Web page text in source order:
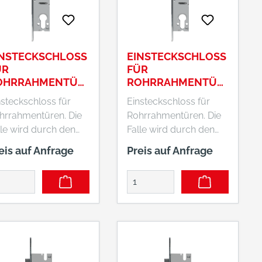
ESR PZ LR Z 25
24 EK
für
Die
wird durch den
betätigt. Will
die Tür
kann dies
Betätigung des
auf Anfrage
EINSTECKSCHLOSS
FÜR
ROHRRAHMENTÜR
EN ESR PZ LR Z 25
92 24 SB
Einsteckschloss für
Rohrrahmentüren. Die
Falle wird durch den
Türgriff betätigt. Will
man die Tür
abschließen, kann dies
durch Betätigung des
Preis auf Anfrage